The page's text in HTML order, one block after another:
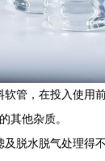
管，在投入使用
其他杂质。
脱水脱气处理